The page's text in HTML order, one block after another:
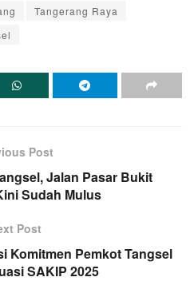
Tangerang Raya
Post
Jalan Pasar Bukit
Sudah Mulus
Post
Komitmen Pemkot Tangsel
SAKIP 2025